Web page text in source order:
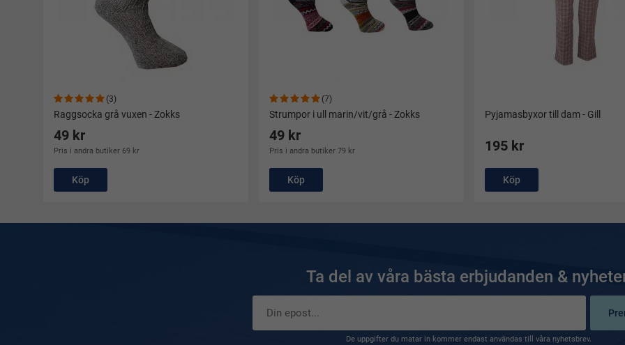
(3)
Raggsocka grå vuxen - Zokks
49 kr
Pris i andra butiker 69 kr
Köp
(7)
Strumpor i ull marin/vit/grå - Zokks
49 kr
Pris i andra butiker 79 kr
Köp
Pyjamasbyxor till dam - Gill
195 kr
Köp
Ta del av våra bästa erbjudanden &
De uppgifter du matar in kommer endast användas till våra nyhetsbrev.